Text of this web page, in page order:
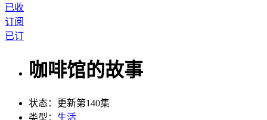
已收
订阅
已订
咖啡馆的故事
状态：
更新第140集
类型： 生活